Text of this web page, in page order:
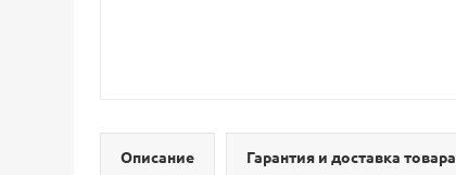
Описание Гарантия и доставка товара